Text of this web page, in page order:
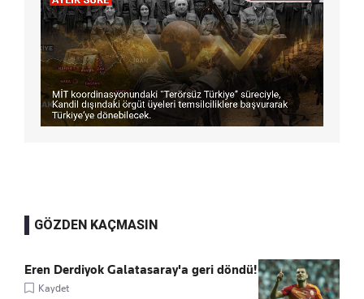
GÖZDEN KAÇMASIN
Eren Derdiyok Galatasaray'a geri döndü!
Kaydet